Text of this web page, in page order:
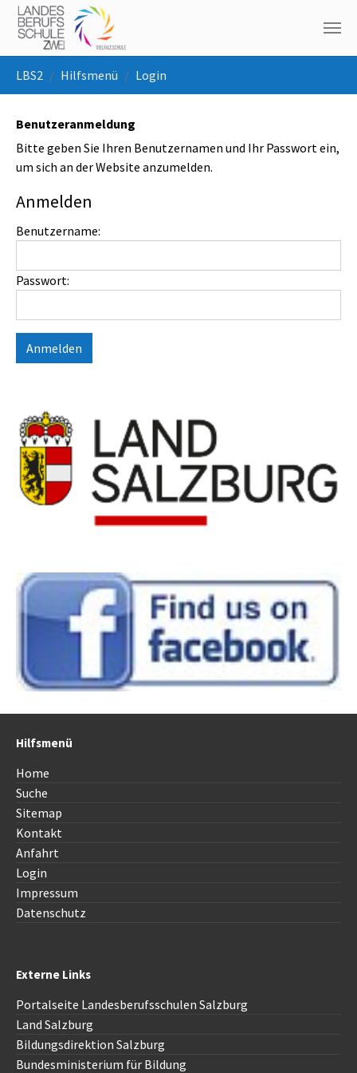
Skip to main navigation
Skip to main content
Skip to page footer
LBS2 Hilfsmenü Login
Benutzeranmeldung
Bitte geben Sie Ihren Benutzernamen und Ihr Passwort ein,
um sich an der Website anzumelden.
Anmelden
Benutzername:
Passwort:
Hilfsmenü
Home
Suche
Sitemap
Kontakt
Anfahrt
Login
Impressum
Datenschutz
Externe Links
Portalseite Landesberufsschulen Salzburg
Land Salzburg
Bildungsdirektion Salzburg
Bundesministerium für Bildung